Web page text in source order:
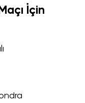
İçin